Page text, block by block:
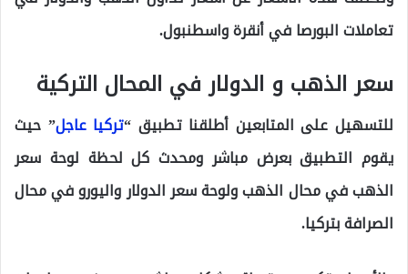
تعاملات البورصا في أنقرة واسطنبول.
سعر الذهب و الدولار في المحال التركية
للتسهيل على المتابعين أطلقنا تطبيق “تركيا عاجل” حيث
يقوم التطبيق بعرض مباشر ومحدث كل لحظة لوحة سعر
الذهب في محال الذهب ولوحة سعر الدولار واليورو في محال
الصرافة بتركيا.